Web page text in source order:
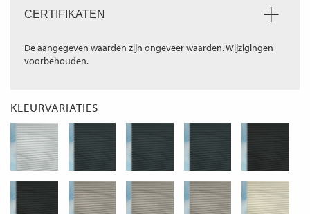
CERTIFIKATEN
De aangegeven waarden zijn ongeveer waarden. Wijzigingen
voorbehouden.
KLEURVARIATIES